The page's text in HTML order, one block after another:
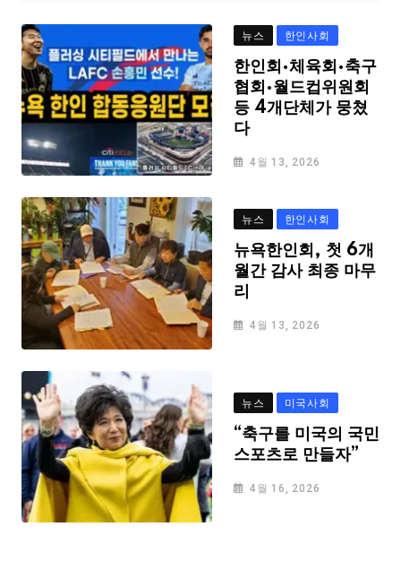
뉴스 한인사회
한인회·체육회·축구
협회·월드컵위원회
등 4개단체가 뭉쳤
다
4월 13, 2026
뉴스 한인사회
뉴욕한인회, 첫 6개
월간 감사 최종 마무
리
4월 13, 2026
뉴스 미국사회
“축구를 미국의 국민
스포츠로 만들자”
4월 16, 2026